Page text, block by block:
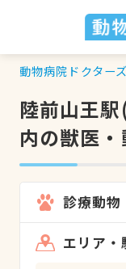
動物病院ドクター
陸前山王
内の獣医
診療動物
エリア・